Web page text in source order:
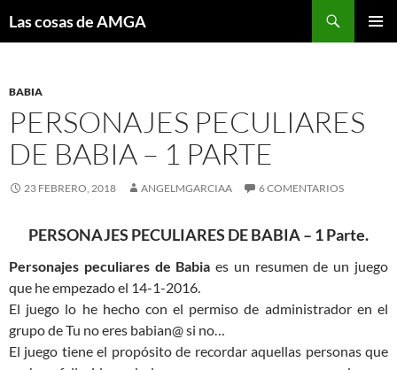
Las cosas de AMGA
BABIA
PERSONAJES PECULIARES
DE BABIA – 1 PARTE
23 FEBRERO, 2018 ANGELMGARCIAA 6 COMENTARIOS
PERSONAJES PECULIARES DE BABIA – 1 Parte.
Personajes peculiares de Babia es un resumen de un juego
que he empezado el 14-1-2016.
El juego lo he hecho con el permiso de administrador en el
grupo de Tu no eres babian@ si no…
El juego tiene el propósito de recordar aquellas personas que